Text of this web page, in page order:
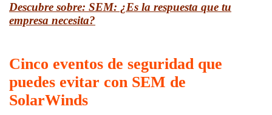
Descubre sobre: SEM: ¿Es la respuesta que tu
empresa necesita?
Cinco eventos de seguridad que
puedes evitar con SEM de
SolarWinds